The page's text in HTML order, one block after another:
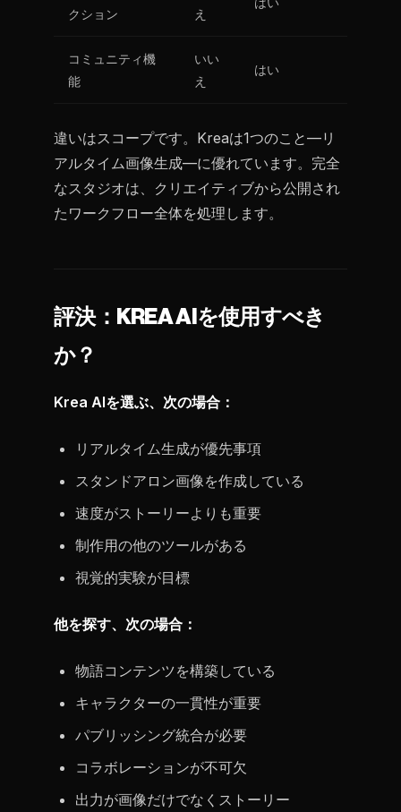
クション え
コミュニティ機
能
いい
え
はい
違いはスコープです。Kreaは1つのこと—リ
アルタイム画像生成—に優れています。完全
なスタジオは、クリエイティブから公開され
たワークフロー全体を処理します。
評決：KREA AIを使用すべき
か？
Krea AIを選ぶ、次の場合：
リアルタイム生成が優先事項
スタンドアロン画像を作成している
速度がストーリーよりも重要
制作用の他のツールがある
視覚的実験が目標
他を探す、次の場合：
物語コンテンツを構築している
キャラクターの一貫性が重要
パブリッシング統合が必要
コラボレーションが不可欠
出力が画像だけでなくストーリー